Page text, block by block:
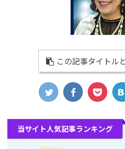
この記事タイトル
当サイト人気記事ランキング